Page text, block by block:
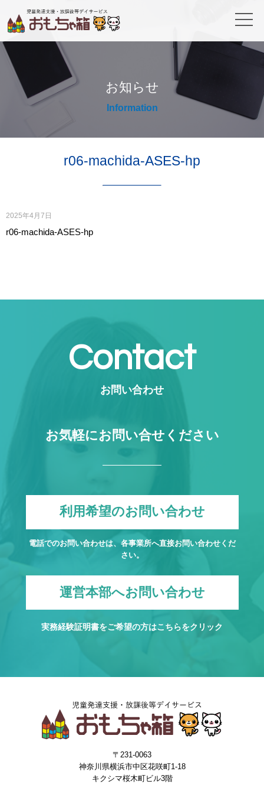
お知らせ
Information
r06-machida-ASES-hp
2025年4月7日
r06-machida-ASES-hp
Contact
お問い合わせ
お気軽にお問い合せください
利用希望のお問い合わせ
電話でのお問い合わせは、各事業所へ直接お問い合わせくだ
さい。
運営本部へお問い合わせ
実務経験証明書をご希望の方はこちらをクリック
〒231-0063
神奈川県横浜市中区花咲町1-18
キクシマ桜木町ビル3階